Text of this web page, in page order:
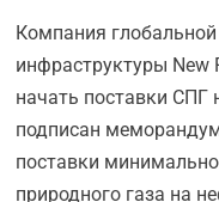
Компания глобальной
инфраструктуры New
начать поставки СПГ
подписан
поставки
природного газа на